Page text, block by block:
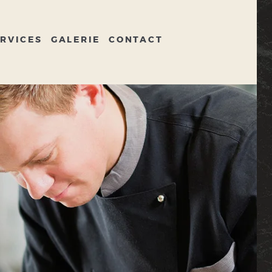
GALERIE CONTACT